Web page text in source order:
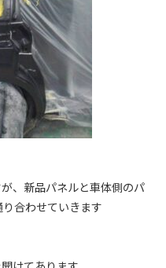
、新品パネルと車体側のパ
合わせていきます